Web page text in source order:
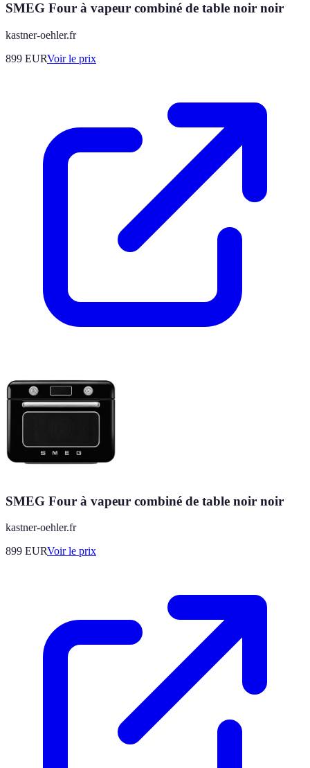
SMEG Four à vapeur combiné de table noir noir
kastner-oehler.fr
899 EURVoir le prix
SMEG Four à vapeur combiné de table noir noir
kastner-oehler.fr
899 EURVoir le prix